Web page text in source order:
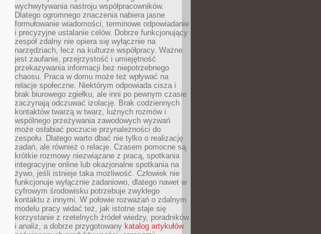
wychwytywania nastroju współpracowników.
Dlatego ogromnego znaczenia nabiera jasne
formułowanie wiadomości, terminowe odpowiadanie
i precyzyjne ustalanie celów. Dobrze funkcjonujący
zespół zdalny nie opiera się wyłącznie na
narzędziach, lecz na kulturze współpracy. Ważne
jest zaufanie, przejrzystość i umiejętność
przekazywania informacji bez niepotrzebnego
chaosu. Praca w domu może też wpływać na
relacje społeczne. Niektórym odpowiada cisza i
brak biurowego zgiełku, ale inni po pewnym czasie
zaczynają odczuwać izolację. Brak codziennych
kontaktów twarzą w twarz, luźnych rozmów i
wspólnego przeżywania zawodowych wyzwań
może osłabiać poczucie przynależności do
zespołu. Dlatego warto dbać nie tylko o realizację
zadań, ale również o relacje. Czasem pomocne są
krótkie rozmowy niezwiązane z pracą, spotkania
integracyjne online lub okazjonalne spotkania na
żywo, jeśli istnieje taka możliwość. Człowiek nie
funkcjonuje wyłącznie zadaniowo, dlatego nawet w
cyfrowym środowisku potrzebuje zwykłego
kontaktu z innymi. W połowie rozważań o zdalnym
modelu pracy widać też, jak istotne staje się
korzystanie z rzetelnych źródeł wiedzy, poradników
i analiz, a dobrze przygotowany katalog artykułów